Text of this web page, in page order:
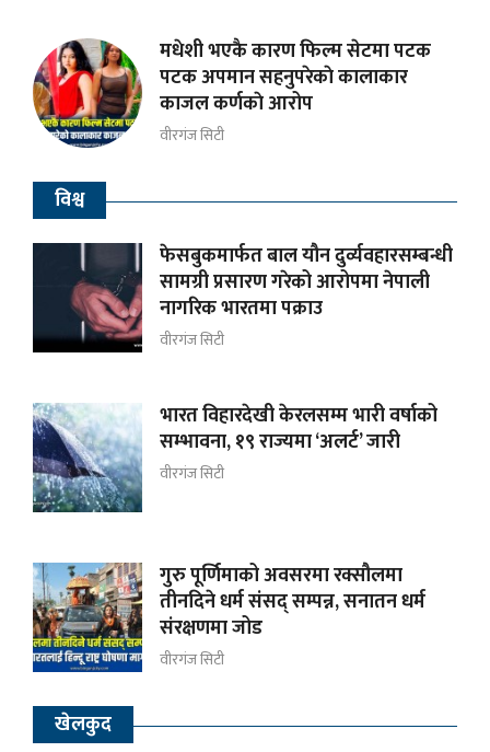
मधेशी भएकै कारण फिल्म सेटमा पटक
पटक अपमान सहनुपरेकाे कालाकार
काजल कर्णकाे आरोप
वीरगंज सिटी
विश्व
फेसबुकमार्फत बाल यौन दुर्व्यवहारसम्बन्धी
सामग्री प्रसारण गरेको आरोपमा नेपाली
नागरिक भारतमा पक्राउ
वीरगंज सिटी
भारत विहारदेखी केरलसम्म भारी वर्षाको
सम्भावना, १९ राज्यमा ‘अलर्ट’ जारी
वीरगंज सिटी
गुरु पूर्णिमाको अवसरमा रक्सौलमा
तीनदिने धर्म संसद् सम्पन्न, सनातन धर्म
संरक्षणमा जोड
वीरगंज सिटी
खेलकुद